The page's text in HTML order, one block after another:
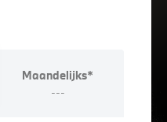
Maandelijks*
---